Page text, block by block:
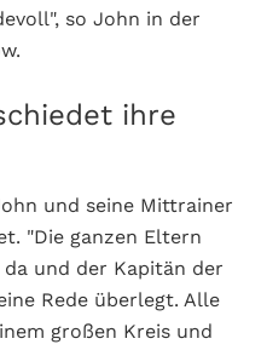
so John in der
ihre
und seine Mittrainer
"Die ganzen Eltern
und der Kapitän der
Rede überlegt. Alle
großen Kreis und